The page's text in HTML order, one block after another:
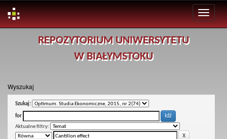
REPOZYTORIUM UNIWERSYTETU
W BIAŁYMSTOKU
Wyszukaj
Szukaj:
for
Aktualne filtry: